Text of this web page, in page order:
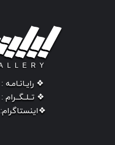
❖ رایـانـامـه :
❖ تــلــگــرام :
❖اینستاگرام: